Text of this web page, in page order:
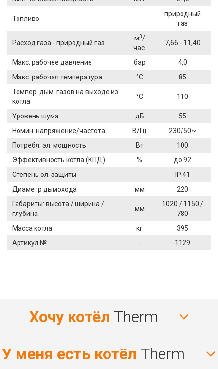
Топливо -
природный
газ
Расход газа - природный газ
м3/
час.
7,66 - 11,40
Макс. рабочее давление бар
4,0
Макс. рабочая температура
°C
85
Темпер. дым. газов на выходе из
котла
°C 110
Yровень шума дБ
55
Номин. напряжение/частота
В/Гц
230/50~
Потребл. эл. мощность
Вт
100
Эффективность котла (КПД)
%
до 92
Степень эл. защиты
-
IP 41
Диаметр дымохода
мм
220
Габариты: высота / ширина /
глубина
мм
1020 / 1150 /
780
Масса котла
кг
395
Артикул №
- 1129
Хочу котёл Therm
У меня есть котёл Therm